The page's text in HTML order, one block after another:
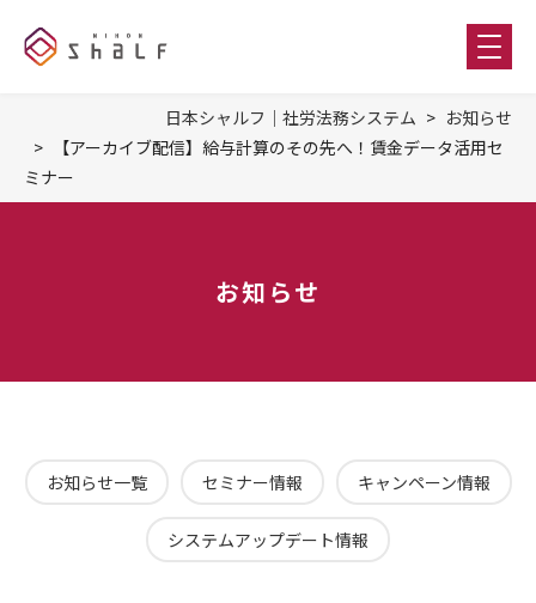
日本シャルフ｜社労法務システム
お知らせ
【アーカイブ配信】給与計算のその先へ！賃金データ活用セ
ミナー
お知らせ
お知らせ一覧 セミナー情報 キャンペーン情報
システムアップデート情報